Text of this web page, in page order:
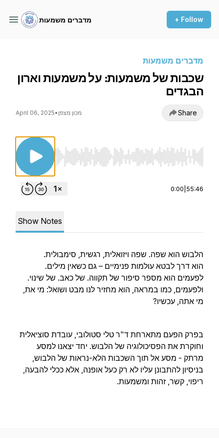
מדברים משמעות + Follow
מדברים משמעות
שכבות של משמעות: על משמעות וארון
הבגדים
April 06, 2025• מכון מצפן Share
Use Left/Right to seek, Home/End to jump
0:00 55:46
Show Notes
הלבוש הוא שפה. שפה ויזואלית, רגשית, סימבולית.
הוא דרך לבטא עולמות פנימיים – גם כשאין מילים.
לפעמים הוא מספר סיפור של תקווה. של כאב. של שינוי.
ולפעמים, כמו במראה, הוא מחזיר לנו מבט ושואל: מי את,
מי אתה, עכשיו?
בפרק הפעם מתארחת ד"ר טלי סטולובי, עובדת סוציאלית
וחוקרת את הפסיכולוגיה של הלבוש. יחד יצאנו למסע
מרתק - מסע אל תוך השכבות הלא-נראות של הלבוש,
בניסיון להתבונן עליו לא רק כעל אופנה, אלא ככלי להבעה,
ריפוי, קשר, זהות ומשמעות.